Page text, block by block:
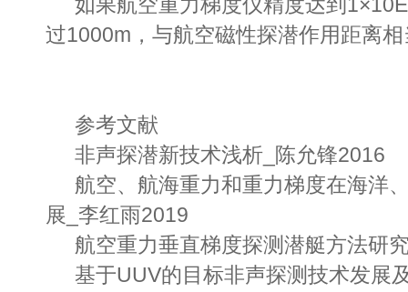
过1000m，与航空磁性探潜作用距离
参考文献
非声探潜新技术浅析_陈允锋2016
航空、航海重力和重力梯度在海洋
展_李红雨2019
航空重力垂直梯度探测潜艇方法研
基于UUV的目标非声探测技术发展